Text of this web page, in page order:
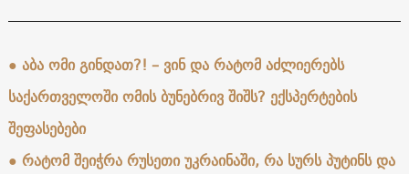
● აბა ომი გინდათ?! – ვინ და რატომ აძლიერებს
საქართველოში ომის ბუნებრივ შიშს? ექსპერტების
შეფასებები
● რატომ შეიჭრა რუსეთი უკრაინაში, რა სურს პუტინს და